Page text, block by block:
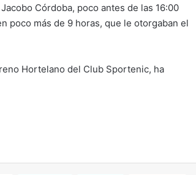
Córdoba, poco antes de las 16:00
poco más de 9 horas, que le otorgaban el
Hortelano del Club Sportenic, ha